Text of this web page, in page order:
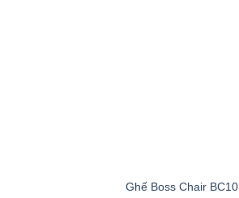
Ghế Boss Chair BC10